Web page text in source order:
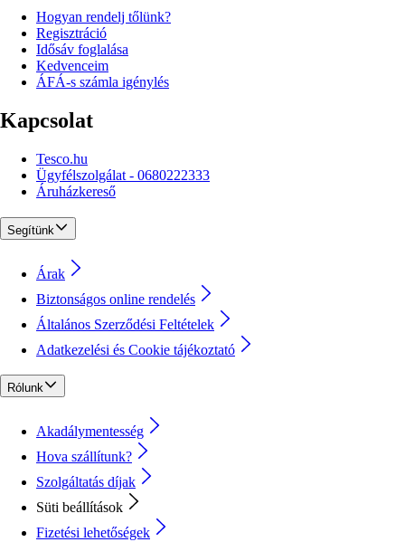
Hogyan rendelj tőlünk?
Regisztráció
Idősáv foglalása
Kedvenceim
ÁFÁ-s számla igénylés
Kapcsolat
Tesco.hu
Ügyfélszolgálat - 0680222333
Áruházkereső
Segítünk
Árak
Biztonságos online rendelés
Általános Szerződési Feltételek
Adatkezelési és Cookie tájékoztató
Rólunk
Akadálymentesség
Hova szállítunk?
Szolgáltatás díjak
Süti beállítások
Fizetési lehetőségek